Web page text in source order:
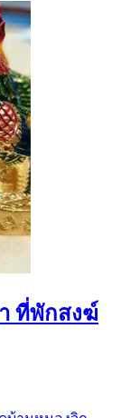
ที่พักสงฆ์